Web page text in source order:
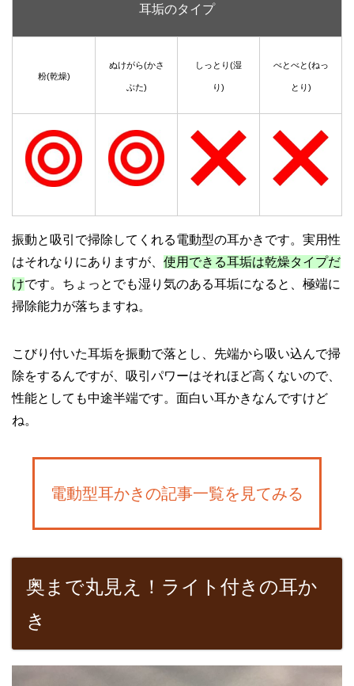
耳垢のタイプ
粉(乾燥)
ぬけがら(かさ
ぶた)
しっとり(湿
り)
べとべと(ねっ
とり)
振動と吸引で掃除してくれる電動型の耳かきです。実用性
はそれなりにありますが、 使用できる耳垢は乾燥タイプだ
けです。ちょっとでも湿り気のある耳垢になると、極端に
掃除能力が落ちますね。
こびり付いた耳垢を振動で落とし、先端から吸い込んで掃
除をするんですが、吸引パワーはそれほど高くないので、
性能としても中途半端です。面白い耳かきなんですけど
ね。
電動型耳かきの記事一覧を見てみる
奥まで丸見え！ライト付きの耳か
き